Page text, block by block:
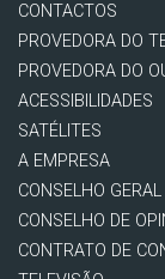
CONTACTOS
PROVEDORA DO
PROVEDORA DO
ACESSIBILIDADES
SATÉLITES
A EMPRESA
CONSELHO
CONSELHO DE
CONTRATO DE